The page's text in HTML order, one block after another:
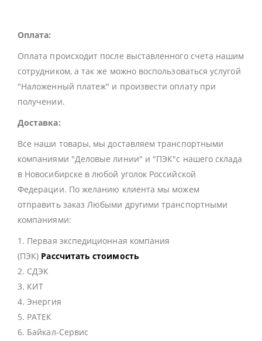
Оплата:
Оплата происходит после выставленного счета нашим
сотрудником, а так же можно воспользоваться услугой
"Наложенный платеж" и произвести оплату при
получении.
Доставка:
Все наши товары, мы доставляем транспортными
компаниями "Деловые линии" и "ПЭК"с нашего склада
в Новосибирске в любой уголок Российской
Федерации. По желанию клиента мы можем
отправить заказ Любыми другими транспортными
компаниями:
1. Первая экспедиционная компания
(ПЭК) Рассчитать стоимость
2. СДЭК
3. КИТ
4. Энергия
5. РАТЕК
6. Байкал-Сервис